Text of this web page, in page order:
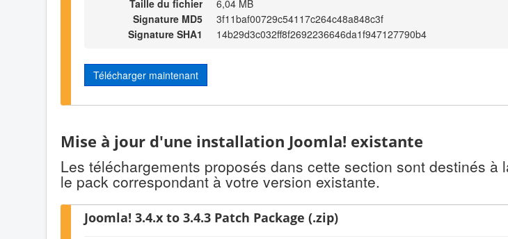
Taille du fichier
6,04 MB
Signature MD5
3f11baf00729c54117c264c48a848c3f
Signature SHA1
14b29d3c032ff8f2692236646da1f947127790b4
Télécharger maintenant
Mise à jour d'une installation Joomla! existante
Les téléchargements proposés dans cette section sont destinés
le pack correspondant à votre version existante.
Joomla! 3.4.x to 3.4.3 Patch Package (.zip)